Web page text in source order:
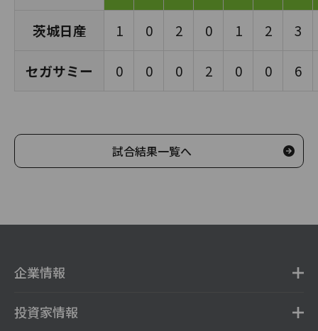
茨城日産 1 0 2 0 1 2 3
セガサミー 0 0 0 2 0 0 6
試合結果一覧へ
企業情報
投資家情報